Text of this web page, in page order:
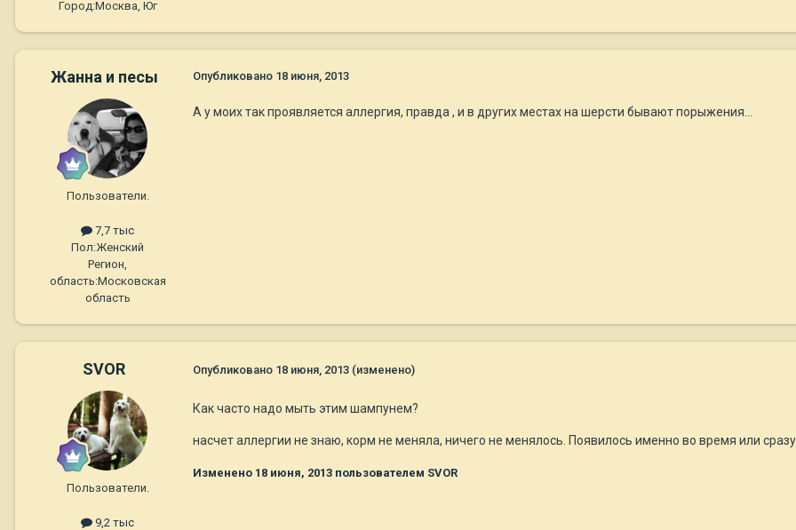
Город:Москва, Юг
Жанна и песы
Пользователи.
7,7 тыс
Пол:Женский
Регион,
область:Московская
область
Опубликовано 18 июня, 2013
А у моих так проявляется аллергия, правда , и в других местах на шерсти бывают порыжения...
SVOR
Пользователи.
9,2 тыс
Опубликовано 18 июня, 2013 (изменено)
Как часто надо мыть этим шампунем?
насчет аллергии не знаю, корм не меняла, ничего не менялось. Появилось именно во время или сразу
Изменено 18 июня, 2013 пользователем SVOR